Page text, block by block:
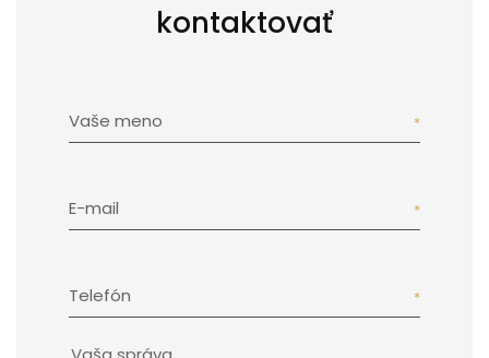
kontaktovať
Vaše meno
E-mail
Telefón